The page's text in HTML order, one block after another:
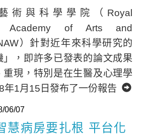
術與科學學院（Royal
Academy of Arts and
）針對近年來科學研究的
」，即許多已發表的論文成果
重現，特別是在生醫及心理學
年1月15日發布了一份報告
06/07
慧病房要扎根 平台化